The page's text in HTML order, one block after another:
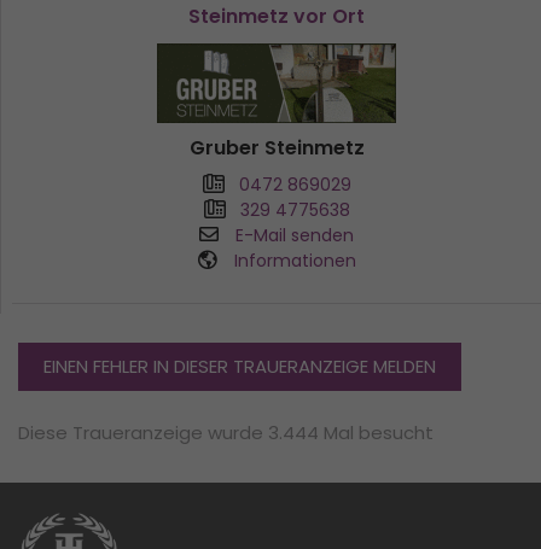
Steinmetz vor Ort
Gruber Steinmetz
0472 869029
329 4775638
E-Mail senden
Informationen
EINEN FEHLER IN DIESER TRAUERANZEIGE MELDEN
Diese Traueranzeige wurde 3.444 Mal besucht